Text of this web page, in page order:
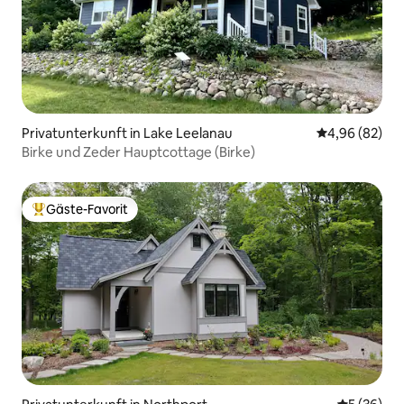
Privatunterkunft in Lake Leelanau
4,96 (82)
Birke und Zeder Hauptcottage (Birke)
Beliebter Gäste-Favorit.
Gäste-Favorit